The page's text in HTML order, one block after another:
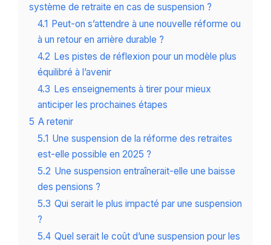
système de retraite en cas de suspension ?
4.1 Peut-on s’attendre à une nouvelle réforme ou
à un retour en arrière durable ?
4.2 Les pistes de réflexion pour un modèle plus
équilibré à l’avenir
4.3 Les enseignements à tirer pour mieux
anticiper les prochaines étapes
5 A retenir
5.1 Une suspension de la réforme des retraites
est-elle possible en 2025 ?
5.2 Une suspension entraînerait-elle une baisse
des pensions ?
5.3 Qui serait le plus impacté par une suspension
?
5.4 Quel serait le coût d’une suspension pour les